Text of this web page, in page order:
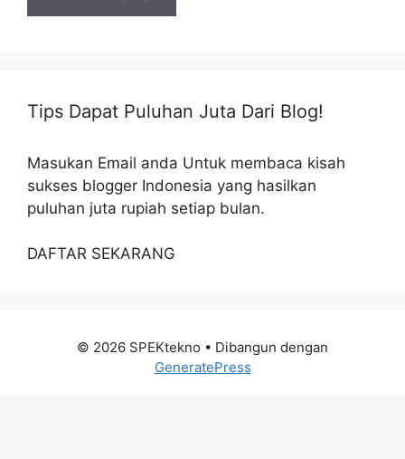
Tips Dapat Puluhan Juta Dari Blog!
Masukan Email anda Untuk membaca kisah
sukses blogger Indonesia yang hasilkan
puluhan juta rupiah setiap bulan.
DAFTAR SEKARANG
© 2026 SPEKtekno • Dibangun dengan
GeneratePress